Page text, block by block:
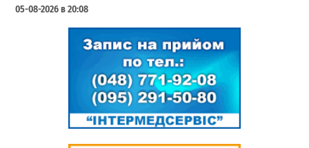
05-08-2026 в 20:08